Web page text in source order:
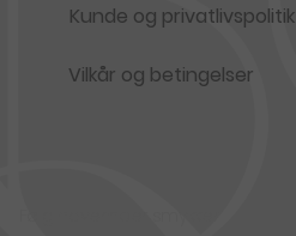
Kunde og privatlivspolitik
Vilkår og betingelser